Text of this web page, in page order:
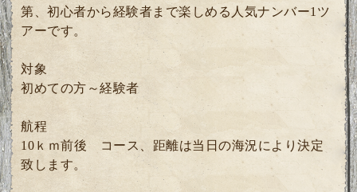
第、初心者から経験者まで楽しめる人気ナンバー1ツ
アーです。
対象
初めての方～経験者
航程
10ｋｍ前後 コース、距離は当日の海況により決定
致します。